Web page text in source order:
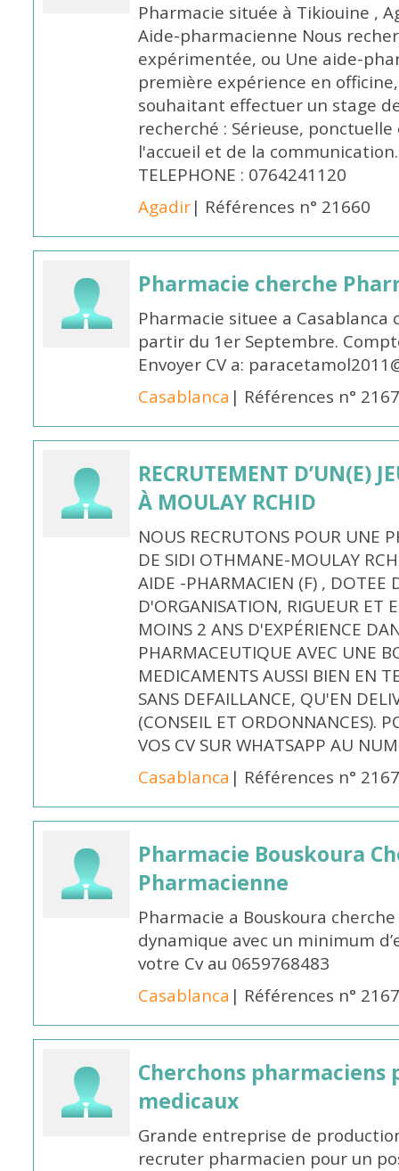
Pharmacie située à Tikiouine ,
Aide-pharmacienne Nous
expérimentée, ou Une aide-
première expérience en
souhaitant effectuer un stage
recherché : Sérieuse,
l'accueil et de la
TELEPHONE : 0764241120
Agadir| Références n° 21660
Pharmacie cherche
Pharmacie situee a
partir du 1er Septembre.
Envoyer CV a:
Casablanca | Références n°
RECRUTEMENT D’UN(E)
À MOULAY RCHID
NOUS RECRUTONS POUR UNE
DE SIDI OTHMANE-MOULAY
AIDE -PHARMACIEN (F) , DOTEE
D'ORGANISATION, RIGUEUR ET
MOINS 2 ANS D'EXPÉRIENCE
PHARMACEUTIQUE AVEC UNE
MEDICAMENTS AUSSI BIEN EN
SANS DEFAILLANCE, QU'EN
(CONSEIL ET ORDONNANCES).
VOS CV SUR WHATSAPP AU
Casablanca | Références n°
Pharmacie Bouskoura
Pharmacienne
Pharmacie a Bouskoura
dynamique avec un minimum
votre Cv au 0659768483
Casablanca | Références n°
Cherchons
medicaux
Grande entreprise de
recruter pharmacien pour un